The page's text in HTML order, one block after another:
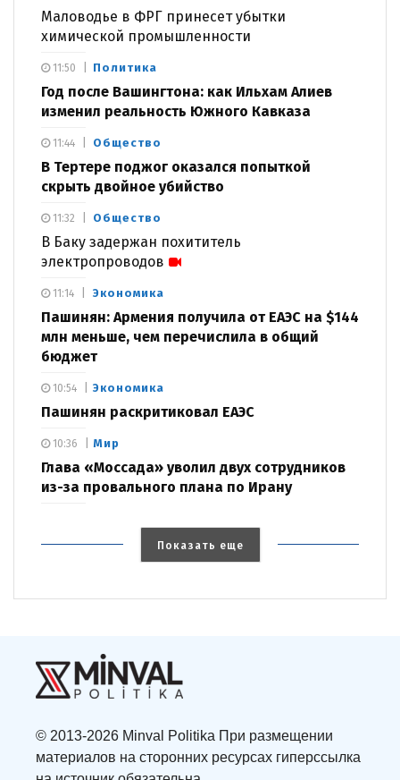
Маловодье в ФРГ принесет убытки
химической промышленности
Политика
Год после Вашингтона: как Ильхам Алиев
изменил реальность Южного Кавказа
11:50
Общество
В Тертере поджог оказался попыткой
скрыть двойное убийство
11:44
Общество
В Баку задержан похититель
электропроводов
11:32
Экономика
Пашинян: Армения получила от ЕАЭС на $144
млн меньше, чем перечислила в общий
бюджет
11:14
Экономика
Пашинян раскритиковал ЕАЭС
10:54
Мир
Глава «Моссада» уволил двух сотрудников
из-за провального плана по Ирану
10:36
Показать еще
© 2013-2026 Minval Politika При размещении
материалов на сторонних ресурсах гиперссылка